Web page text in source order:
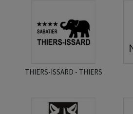
THIERS-ISSARD - THIERS